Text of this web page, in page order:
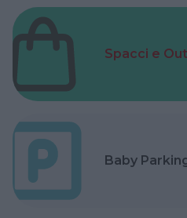
Spacci e
Baby